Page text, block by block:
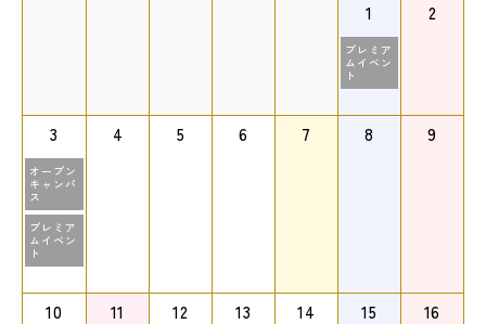
1
プレミア
ムイベン
ト
2
3
オープン
キャンパ
ス
プレミア
ムイベン
ト
4 5 6 7 8 9
10 11 12 13 14 15 16